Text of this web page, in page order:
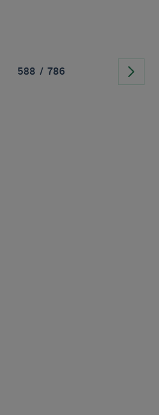
588 / 786